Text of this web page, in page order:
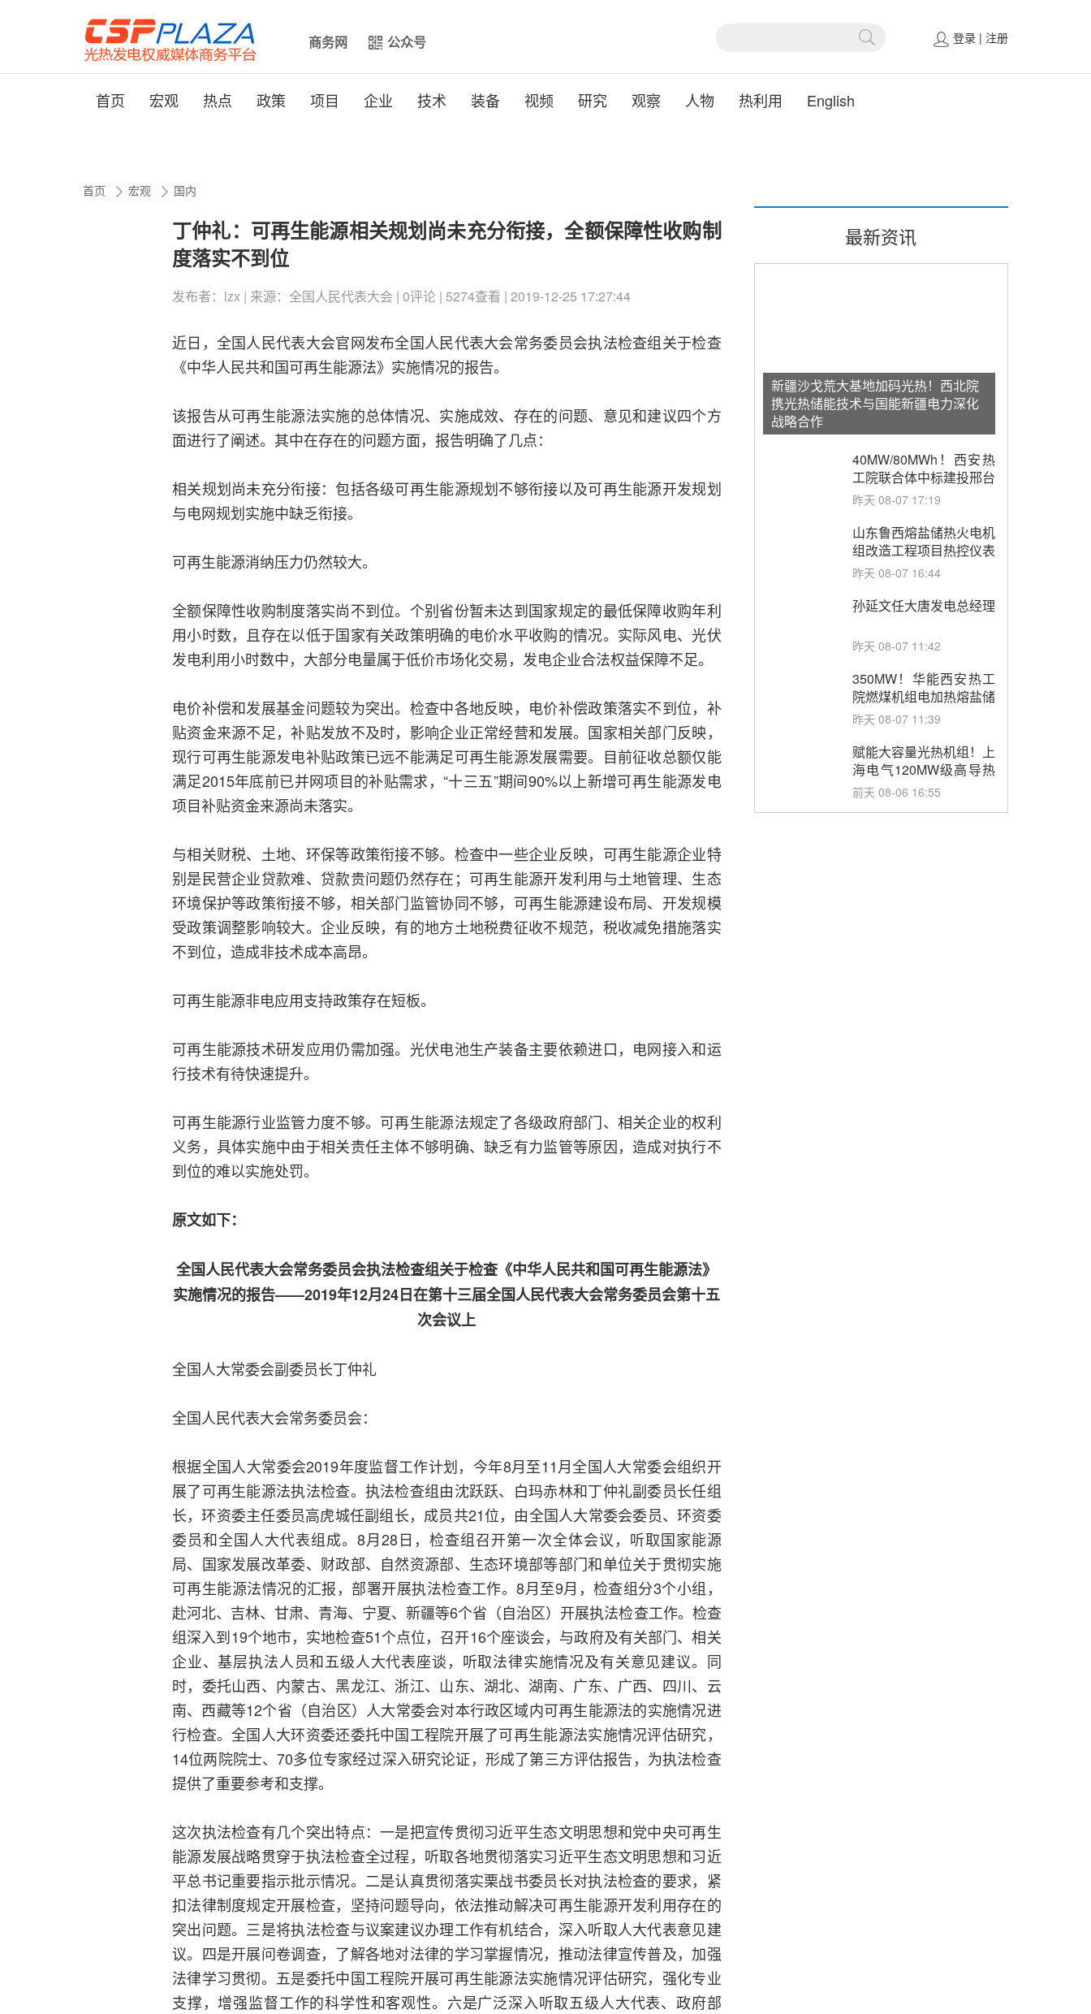
商务网 公众号 登录 | 注册
首页 宏观 热点 政策 项目 企业 技术 装备 视频 研究 观察 人物 热利用 English
首页 宏观 国内
丁仲礼：可再生能源相关规划尚未充分衔接，全额保障性收购制
度落实不到位
发布者：lzx | 来源：全国人民代表大会 | 0评论 | 5274查看 | 2019-12-25 17:27:44
近日，全国人民代表大会官网发布全国人民代表大会常务委员会执法检查组关于检查
《中华人民共和国可再生能源法》实施情况的报告。
该报告从可再生能源法实施的总体情况、实施成效、存在的问题、意见和建议四个方
面进行了阐述。其中在存在的问题方面，报告明确了几点：
相关规划尚未充分衔接：包括各级可再生能源规划不够衔接以及可再生能源开发规划
与电网规划实施中缺乏衔接。
可再生能源消纳压力仍然较大。
全额保障性收购制度落实尚不到位。个别省份暂未达到国家规定的最低保障收购年利
用小时数，且存在以低于国家有关政策明确的电价水平收购的情况。实际风电、光伏
发电利用小时数中，大部分电量属于低价市场化交易，发电企业合法权益保障不足。
电价补偿和发展基金问题较为突出。检查中各地反映，电价补偿政策落实不到位，补
贴资金来源不足，补贴发放不及时，影响企业正常经营和发展。国家相关部门反映，
现行可再生能源发电补贴政策已远不能满足可再生能源发展需要。目前征收总额仅能
满足2015年底前已并网项目的补贴需求，“十三五”期间90%以上新增可再生能源发电
项目补贴资金来源尚未落实。
与相关财税、土地、环保等政策衔接不够。检查中一些企业反映，可再生能源企业特
别是民营企业贷款难、贷款贵问题仍然存在；可再生能源开发利用与土地管理、生态
环境保护等政策衔接不够，相关部门监管协同不够，可再生能源建设布局、开发规模
受政策调整影响较大。企业反映，有的地方土地税费征收不规范，税收减免措施落实
不到位，造成非技术成本高昂。
可再生能源非电应用支持政策存在短板。
可再生能源技术研发应用仍需加强。光伏电池生产装备主要依赖进口，电网接入和运
行技术有待快速提升。
可再生能源行业监管力度不够。可再生能源法规定了各级政府部门、相关企业的权利
义务，具体实施中由于相关责任主体不够明确、缺乏有力监管等原因，造成对执行不
到位的难以实施处罚。
原文如下：
全国人民代表大会常务委员会执法检查组关于检查《中华人民共和国可再生能源法》
实施情况的报告——2019年12月24日在第十三届全国人民代表大会常务委员会第十五
次会议上
全国人大常委会副委员长丁仲礼
全国人民代表大会常务委员会：
根据全国人大常委会2019年度监督工作计划，今年8月至11月全国人大常委会组织开
展了可再生能源法执法检查。执法检查组由沈跃跃、白玛赤林和丁仲礼副委员长任组
长，环资委主任委员高虎城任副组长，成员共21位，由全国人大常委会委员、环资委
委员和全国人大代表组成。8月28日，检查组召开第一次全体会议，听取国家能源
局、国家发展改革委、财政部、自然资源部、生态环境部等部门和单位关于贯彻实施
可再生能源法情况的汇报，部署开展执法检查工作。8月至9月，检查组分3个小组，
赴河北、吉林、甘肃、青海、宁夏、新疆等6个省（自治区）开展执法检查工作。检查
组深入到19个地市，实地检查51个点位，召开16个座谈会，与政府及有关部门、相关
企业、基层执法人员和五级人大代表座谈，听取法律实施情况及有关意见建议。同
时，委托山西、内蒙古、黑龙江、浙江、山东、湖北、湖南、广东、广西、四川、云
南、西藏等12个省（自治区）人大常委会对本行政区域内可再生能源法的实施情况进
行检查。全国人大环资委还委托中国工程院开展了可再生能源法实施情况评估研究，
14位两院院士、70多位专家经过深入研究论证，形成了第三方评估报告，为执法检查
提供了重要参考和支撑。
这次执法检查有几个突出特点：一是把宣传贯彻习近平生态文明思想和党中央可再生
能源发展战略贯穿于执法检查全过程，听取各地贯彻落实习近平生态文明思想和习近
平总书记重要指示批示情况。二是认真贯彻落实栗战书委员长对执法检查的要求，紧
扣法律制度规定开展检查，坚持问题导向，依法推动解决可再生能源开发利用存在的
突出问题。三是将执法检查与议案建议办理工作有机结合，深入听取人大代表意见建
议。四是开展问卷调查，了解各地对法律的学习掌握情况，推动法律宣传普及，加强
法律学习贯彻。五是委托中国工程院开展可再生能源法实施情况评估研究，强化专业
支撑，增强监督工作的科学性和客观性。六是广泛深入听取五级人大代表、政府部
最新资讯
新疆沙戈荒大基地加码光热！西北院
携光热储能技术与国能新疆电力深化
战略合作
40MW/80MWh！西安热
工院联合体中标建投邢台
热电熔盐储热调峰调频改
昨天 08-07 17:19
山东鲁西熔盐储热火电机
组改造工程项目热控仪表
成套设备采购
昨天 08-07 16:44
孙延文任大唐发电总经理
昨天 08-07 11:42
350MW！华能西安热工
院燃煤机组电加热熔盐储
能提升机组灵活性改造项
务采购
昨天 08-07 11:39
赋能大容量光热机组！上
海电气120MW级高导热
空冷发电机通过型式试验
前天 08-06 16:55